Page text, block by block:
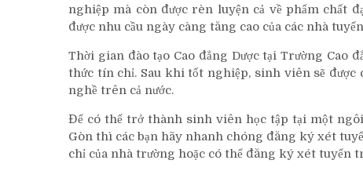
nghiệp mà còn được rèn luyện cả về phẩm chất
được nhu cầu ngày càng tăng cao của các nhà
Thời gian đào tạo Cao đẳng Dược tại Trường Cao
thức tín chỉ. Sau khi tốt nghiệp, sinh viên sẽ được
nghề trên cả nước.
Để có thể trở thành sinh viên học tập tại một
Gòn thì các bạn hãy nhanh chóng đăng ký xét
chỉ của nhà trường hoặc có thể đăng ký xét